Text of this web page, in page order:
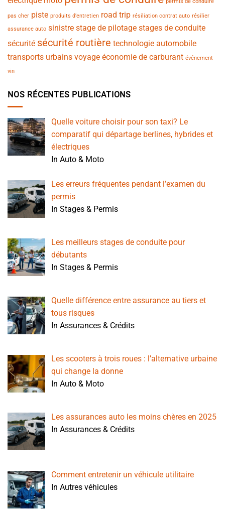
pas cher piste produits d’entretien road trip résiliation contrat auto résilier
assurance auto sinistre stage de pilotage stages de conduite
sécurité sécurité routière technologie automobile
transports urbains voyage économie de carburant événement
vin
NOS RÉCENTES PUBLICATIONS
Quelle voiture choisir pour son taxi? Le
comparatif qui départage berlines, hybrides et
électriques
In Auto & Moto
Les erreurs fréquentes pendant l’examen du
permis
In Stages & Permis
Les meilleurs stages de conduite pour
débutants
In Stages & Permis
Quelle différence entre assurance au tiers et
tous risques
In Assurances & Crédits
Les scooters à trois roues : l’alternative urbaine
qui change la donne
In Auto & Moto
Les assurances auto les moins chères en 2025
In Assurances & Crédits
Comment entretenir un véhicule utilitaire
In Autres véhicules